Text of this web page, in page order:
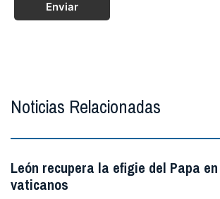
Enviar
Noticias Relacionadas
León recupera la efigie del Papa
vaticanos